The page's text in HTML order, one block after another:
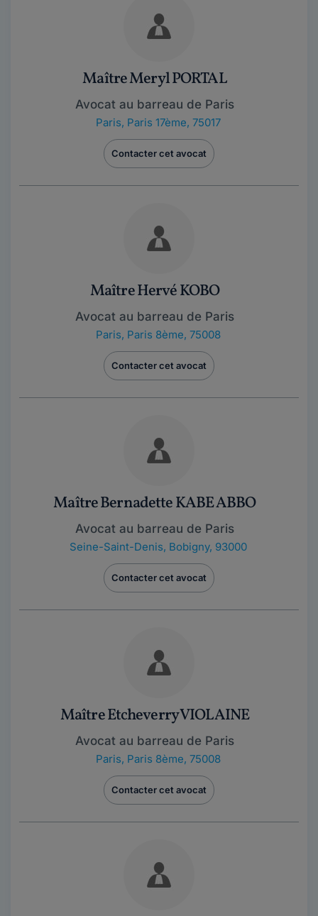
Maître Meryl PORTAL
Avocat au barreau de Paris
Paris, Paris 17ème, 75017
Contacter cet avocat
Maître Hervé KOBO
Avocat au barreau de Paris
Paris, Paris 8ème, 75008
Contacter cet avocat
Maître Bernadette KABE ABBO
Avocat au barreau de Paris
Seine-Saint-Denis, Bobigny, 93000
Contacter cet avocat
Maître Etcheverry VIOLAINE
Avocat au barreau de Paris
Paris, Paris 8ème, 75008
Contacter cet avocat